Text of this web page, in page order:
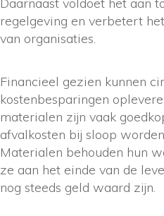
regelgeving en verbetert
van organisaties.
Financieel gezien kunnen
kostenbesparingen
materialen zijn vaak
afvalkosten bij sloop
Materialen behouden hun
ze aan het einde van de
nog steeds geld waard zijn.